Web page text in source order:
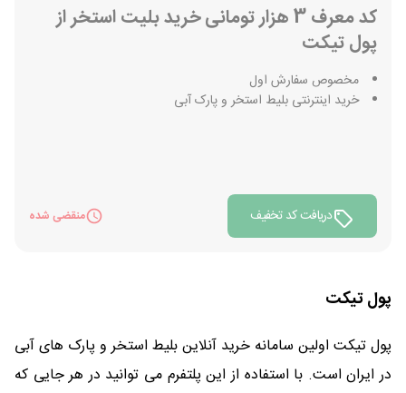
کد معرف 3 هزار تومانی خرید بلیت استخر از
پول تیکت
مخصوص سفارش اول
خرید اینترنتی بلیط استخر و پارک آبی
دریافت کد تخفیف منقضی شده
پول تیکت
پول تیکت اولین سامانه خرید آنلاین بلیط استخر و پارک های آبی
در ایران است. با استفاده از این پلتفرم می توانید در هر جایی که